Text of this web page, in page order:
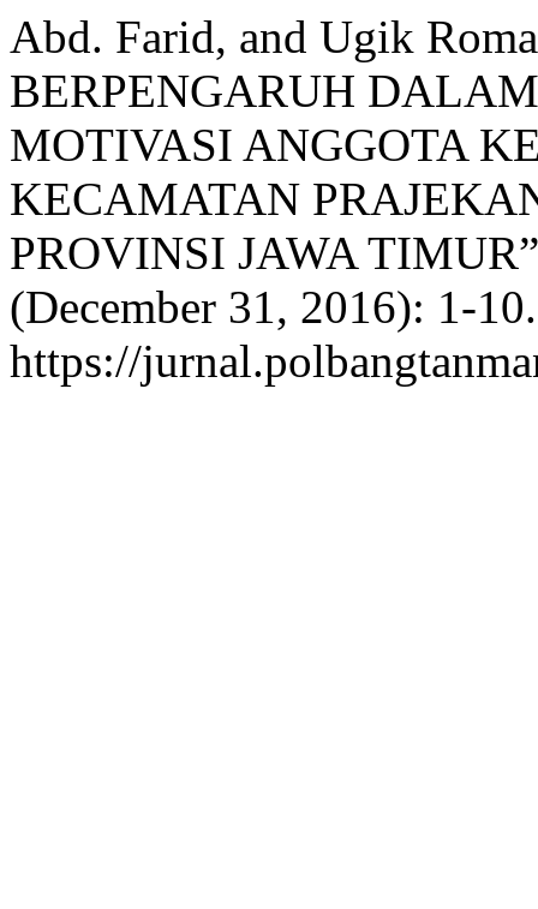
Abd. Farid, and Ugik
BERPENGARUH
MOTIVASI ANGGOTA
KECAMATAN
PROVINSI JAWA
(December 31, 2016): 1-
https://